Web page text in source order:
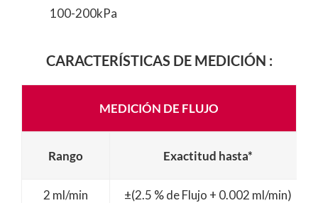
100-200kPa
CARACTERÍSTICAS DE MEDICIÓN :
MEDICIÓN DE FLUJO
Rango Exactitud hasta*
2 ml/min ±(2.5 % de Flujo + 0.002 ml/min)